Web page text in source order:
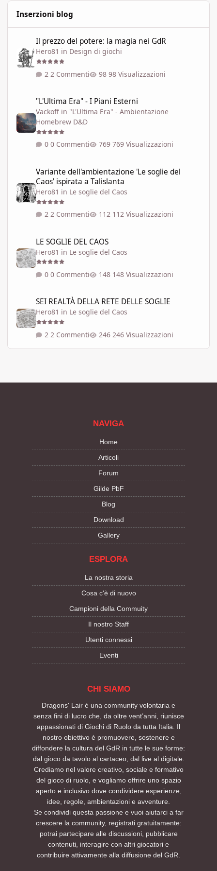
Inserzioni blog
Il prezzo del potere: la magia nei GdR
Hero81 in Design di giochi
2 Commenti 98 Visualizzazioni
"L'Ultima Era" - I Piani Esterni
Vackoff in "L'Ultima Era" - Ambientazione
Homebrew D&D
0 Commenti 769 Visualizzazioni
Variante dell'ambientazione 'Le soglie del
Caos' ispirata a Talislanta
Hero81 in Le soglie del Caos
2 Commenti 112 Visualizzazioni
LE SOGLIE DEL CAOS
Hero81 in Le soglie del Caos
0 Commenti 148 Visualizzazioni
SEI REALTÀ DELLA RETE DELLE SOGLIE
Hero81 in Le soglie del Caos
2 Commenti 246 Visualizzazioni
NAVIGA
Home
Articoli
Forum
Gilde PbF
Blog
Download
Gallery
ESPLORA
La nostra storia
Cosa c'è di nuovo
Campioni della Commuity
Il nostro Staff
Utenti connessi
Eventi
CHI SIAMO
Dragons' Lair è una community volontaria e
senza fini di lucro che, da oltre vent’anni, riunisce
appassionati di Giochi di Ruolo da tutta Italia. Il
nostro obiettivo è promuovere, sostenere e
diffondere la cultura del GdR in tutte le sue forme:
dal gioco da tavolo al cartaceo, dal live al digitale.
Crediamo nel valore creativo, sociale e formativo
del gioco di ruolo, e vogliamo offrire uno spazio
aperto e inclusivo dove condividere esperienze,
idee, regole, ambientazioni e avventure.
Se condividi questa passione e vuoi aiutarci a far
crescere la community, registrati gratuitamente:
potrai partecipare alle discussioni, pubblicare
contenuti, interagire con altri giocatori e
contribuire attivamente alla diffusione del GdR.